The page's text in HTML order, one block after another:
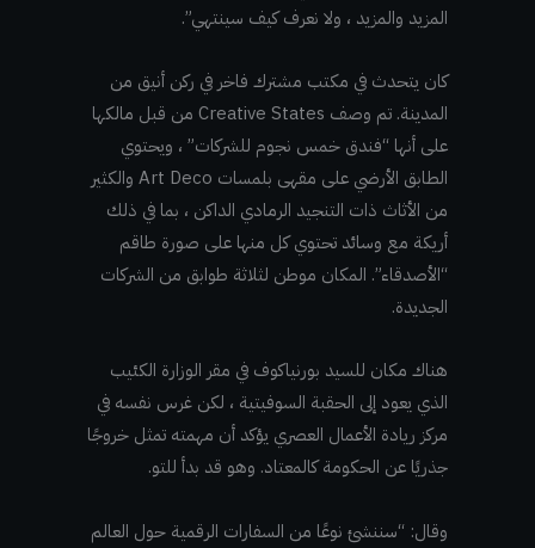
المزيد والمزيد ، ولا نعرف كيف سينتهي”.
كان يتحدث في مكتب مشترك فاخر في ركن أنيق من
المدينة. تم وصف Creative States من قبل مالكها
على أنها “فندق خمس نجوم للشركات” ، ويحتوي
الطابق الأرضي على مقهى بلمسات Art Deco والكثير
من الأثاث ذات التنجيد الرمادي الداكن ، بما في ذلك
أريكة مع وسائد تحتوي كل منها على صورة طاقم
“الأصدقاء”. المكان موطن لثلاثة طوابق من الشركات
الجديدة.
هناك مكان للسيد بورنياكوف في مقر الوزارة الكئيب
الذي يعود إلى الحقبة السوفيتية ، لكن غرس نفسه في
مركز ريادة الأعمال العصري يؤكد أن مهمته تمثل خروجًا
جذريًا عن الحكومة كالمعتاد. وهو قد بدأ للتو.
وقال: “سننشئ نوعًا من السفارات الرقمية حول العالم